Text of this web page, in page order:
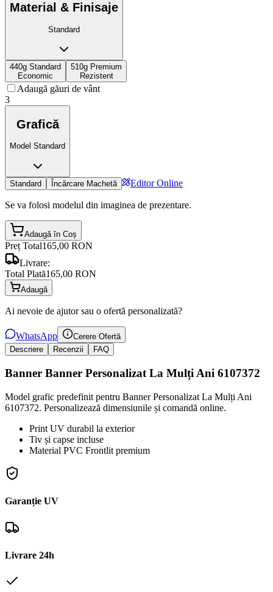
Material & Finisaje
Standard
440g Standard
Economic
510g Premium
Rezistent
Adaugă găuri de vânt
3
Grafică
Model Standard
Standard Încărcare Machetă Editor Online
Se va folosi modelul din imaginea de prezentare.
Adaugă în Coș
Preț Total165,00 RON
Livrare:
Total Plată165,00 RON
Adaugă
Ai nevoie de ajutor sau o ofertă personalizată?
WhatsApp
Cerere Ofertă
Descriere
Recenzii FAQ
Banner Banner Personalizat La Mulți Ani 6107372
Model grafic predefinit pentru Banner Personalizat La Mulți Ani
6107372. Personalizează dimensiunile și comandă online.
Print UV durabil la exterior
Tiv și capse incluse
Material PVC Frontlit premium
Garanție UV
Livrare 24h